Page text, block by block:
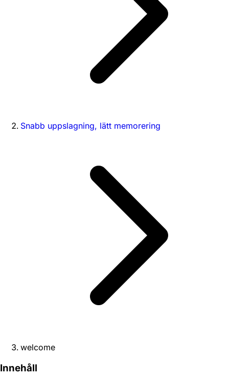
Snabb uppslagning, lätt memorering
welcome
Innehåll